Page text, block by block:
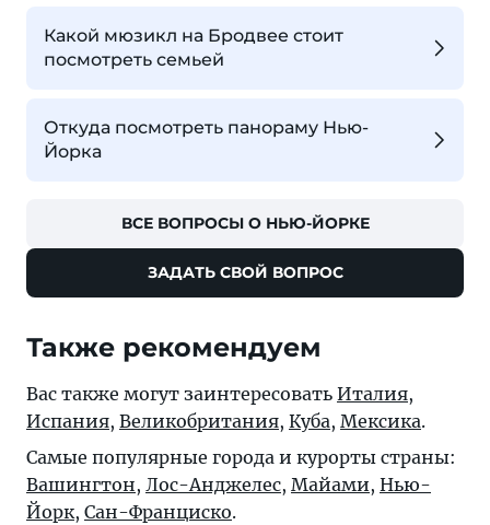
Какой мюзикл на Бродвее стоит
посмотреть семьей
Откуда посмотреть панораму Нью-
Йорка
ВСЕ ВОПРОСЫ О НЬЮ-ЙОРКЕ
ЗАДАТЬ СВОЙ ВОПРОС
Также рекомендуем
Вас также могут заинтересовать Италия,
Испания, Великобритания, Куба, Мексика.
Самые популярные города и курорты страны:
Вашингтон, Лос-Анджелес, Майами, Нью-
Йорк, Сан-Франциско.